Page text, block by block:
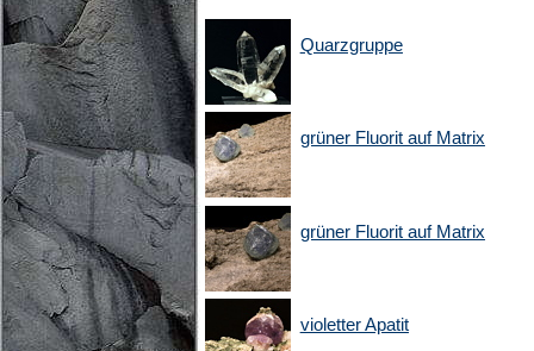
Quarzgruppe
grüner Fluorit auf Matrix
grüner Fluorit auf Matrix
violetter Apatit